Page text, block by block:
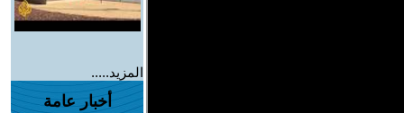
المزيد.....
أخبار عامة